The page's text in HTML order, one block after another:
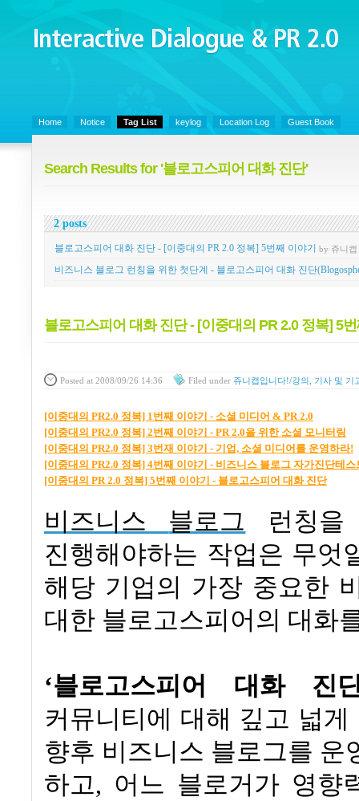
Interactive Dialogue &
PR 2.0
Home Notice Tag List keylog Location Log Guest Book
Search Results for '블로고스피어 대화 진단'
2 posts
블로고스피어 대화 진단 - [이중대의 PR 2.0 정복] 5번째 이야기 by 쥬니캡
비즈니스 블로그 런칭을 위한 첫단계 - 블로고스피어 대화 진단
블로고스피어 대화 진단 - [이중대의 PR 2.0 정복] 5
Posted at 2008/09/26 14:36 Filed under 쥬니캡입니다!/강의, 기사 및 기
[이중대의 PR2.0 정복] 1번째 이야기 - 소셜 미디어 & PR 2.0
[이중대의 PR2.0 정복] 2번째 이야기 - PR 2.0을 위한 소셜 모니터링
[이중대의 PR2.0 정복] 3번재 이야기 - 기업, 소셜 미디어를 운영하라!
[이중대의 PR2.0 정복] 4번째 이야기 - 비즈니스 블로그 자가진단테스
[이중대의 PR 2.0 정복] 5번째 이야기 - 블로고스피어 대화 진단
비즈니스 블로그
런칭을
진행해야하는 작업은 무엇
해당 기업의 가장 중요한
대한 블로고스피어의 대화
‘블로고스피어 대화 진
커뮤니티에 대해 깊고 넓
향후 비즈니스 블로그를 운
하고, 어느 블로거가 영향